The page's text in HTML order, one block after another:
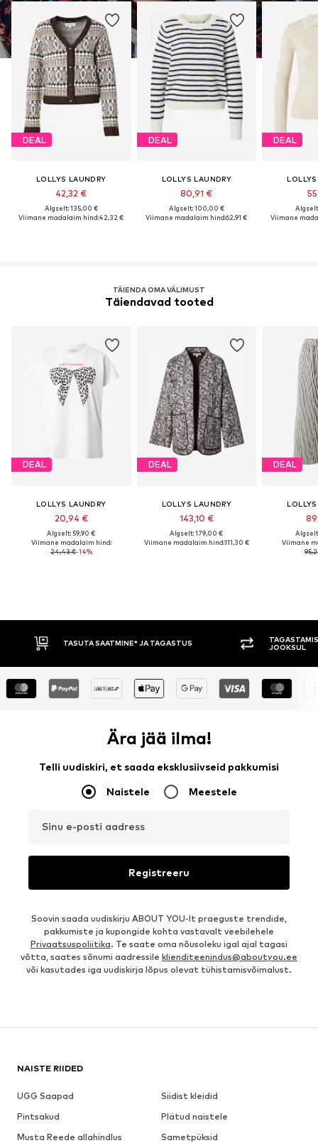
DEAL
LOLLYS LAUNDRY
42,32 €
Algselt: 135,00 €
Viimane madalaim hind:42,32 €
DEAL
LOLLYS LAUNDRY
80,91 €
Algselt: 100,00 €
Viimane madalaim hind:62,91 €
DEAL
Viimane
TÄIENDA OMA VÄLIMUST
Täiendavad tooted
DEAL
LOLLYS LAUNDRY
20,94 €
Algselt: 59,90 €
Viimane madalaim hind:
24,43 €-14%
DEAL
LOLLYS LAUNDRY
143,10 €
Algselt: 179,00 €
Viimane madalaim hind:111,30 €
DEAL
Viimane
TAGASTAMISE ÕIGUS 30 PÄEVA
JOOKSUL
Ära jää ilma!
Telli uudiskiri, et saada eksklusiivseid pakkumisi
Naistele Meestele
Sinu e-posti aadress
Registreeru
Soovin saada uudiskirju ABOUT YOU-lt praeguste trendide,
pakkumiste ja kupongide kohta vastavalt veebilehele
Privaatsuspoliitika. Te saate oma nõusoleku igal ajal tagasi
võtta, saates sõnumi aadressile klienditeenindus@aboutyou.ee
või kasutades iga uudiskirja lõpus olevat tühistamisvõimalust.
NAISTE RIIDED
UGG Saapad
Siidist kleidid
Pintsakud
Plätud naistele
Musta Reede allahindlus
Sametpüksid